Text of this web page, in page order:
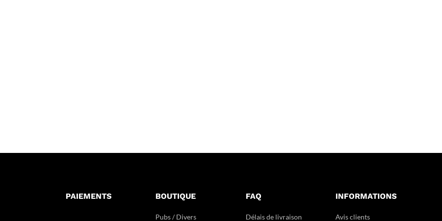
PAIEMENTS BOUTIQUE
Pubs / Divers
FAQ
Délais de livraison
INFORMATIONS
Avis clients